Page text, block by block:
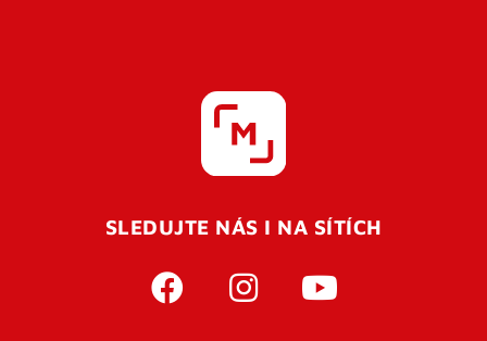
SLEDUJTE NÁS I NA SÍTÍCH